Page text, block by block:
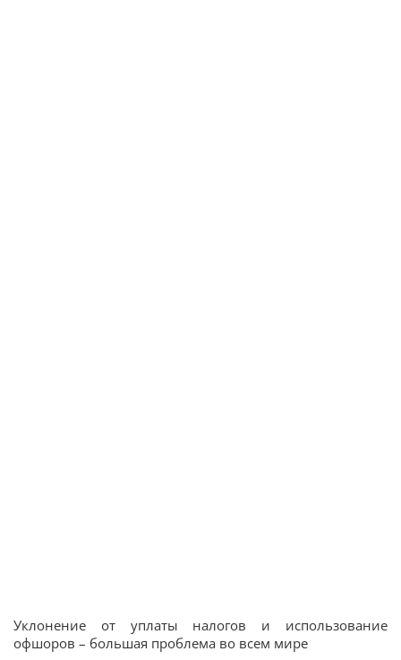
Уклонение от уплаты налогов и использование
офшоров – большая проблема во всем мире